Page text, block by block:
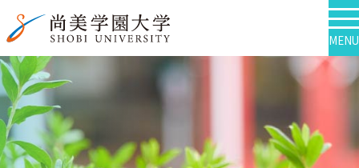
MENU